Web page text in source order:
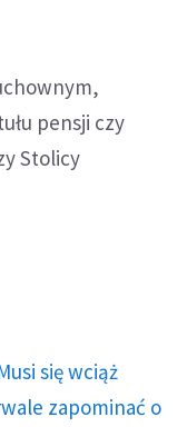
pensji czy
Stolicy
się wciąż
zapominać o